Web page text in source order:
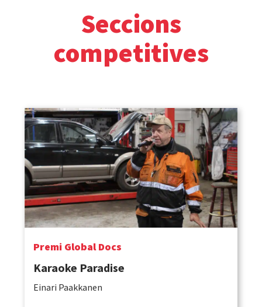
Seccions
competitives
Premi Global Docs
Karaoke Paradise
Einari Paakkanen